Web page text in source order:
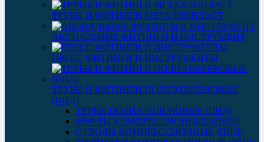
ТРУБЫ И ФИТИНГИ МЕТАЛЛОПЛАСТ
АКСИАЛЬНЫЕ ФИТИНГИ И ИНСТРУМЕНТ
ПРЕСС ФИТИНГИ И ИНСТРУМЕНТЫ
ТРУБЫ И ФИТИНГИ ПОЛИЭТИЛЕНОВЫЕ
(ПНД)
ТРУБЫ ПОЛИЭТИЛЕНОВЫЕ (ПНД)
МУФТЫ КОМПРЕССИОННЫЕ (ПНД)
ОТВОДЫ КОМПРЕССИОННЫЕ (ПНД)